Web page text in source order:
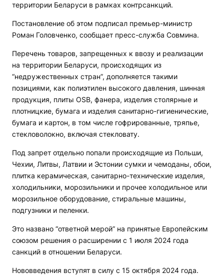
территории Беларуси в рамках контрсанкций.
Постановление об этом подписал премьер-министр
Роман Головченко, сообщает пресс-служба Совмина.
Перечень товаров, запрещенных к ввозу и реализации
на территории Беларуси, происходящих из
“недружественных стран”, дополняется такими
позициями, как полиэтилен высокого давления, шинная
продукция, плиты OSB, фанера, изделия столярные и
плотницкие, бумага и изделия санитарно-гигиенические,
бумага и картон, в том числе гофрированные, тряпье,
стекловолокно, включая стекловату.
Под запрет отдельно попали происходящие из Польши,
Чехии, Литвы, Латвии и Эстонии сумки и чемоданы, обои,
плитка керамическая, санитарно-технические изделия,
холодильники, морозильники и прочее холодильное или
морозильное оборудование, стиральные машины,
подгузники и пеленки.
Это названо “ответной мерой” на принятые Европейским
союзом решения о расширении с 1 июля 2024 года
санкций в отношении Беларуси.
Нововведения вступят в силу с 15 октября 2024 года.